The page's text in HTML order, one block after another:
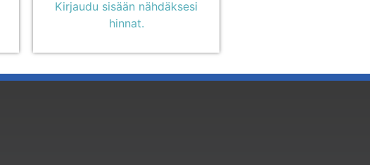
Kirjaudu sisään nähdäksesi
hinnat.